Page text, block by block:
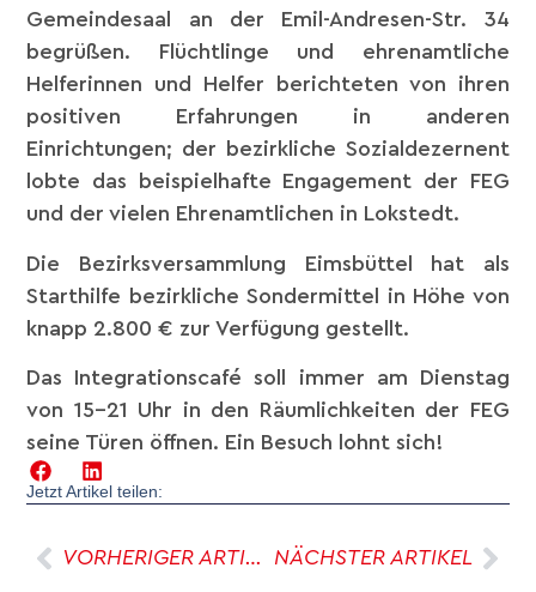
Gemeindesaal an der Emil-Andresen-Str. 34
begrüßen. Flüchtlinge und ehrenamtliche
Helferinnen und Helfer berichteten von ihren
positiven Erfahrungen in anderen
Einrichtungen; der bezirkliche Sozialdezernent
lobte das beispielhafte Engagement der FEG
und der vielen Ehrenamtlichen in Lokstedt.
Die Bezirksversammlung Eimsbüttel hat als
Starthilfe bezirkliche Sondermittel in Höhe von
knapp 2.800 € zur Verfügung gestellt.
Das Integrationscafé soll immer am Dienstag
von 15-21 Uhr in den Räumlichkeiten der FEG
seine Türen öffnen. Ein Besuch lohnt sich!
Jetzt Artikel teilen:
VORHERIGER ARTIKEL NÄCHSTER ARTIKEL